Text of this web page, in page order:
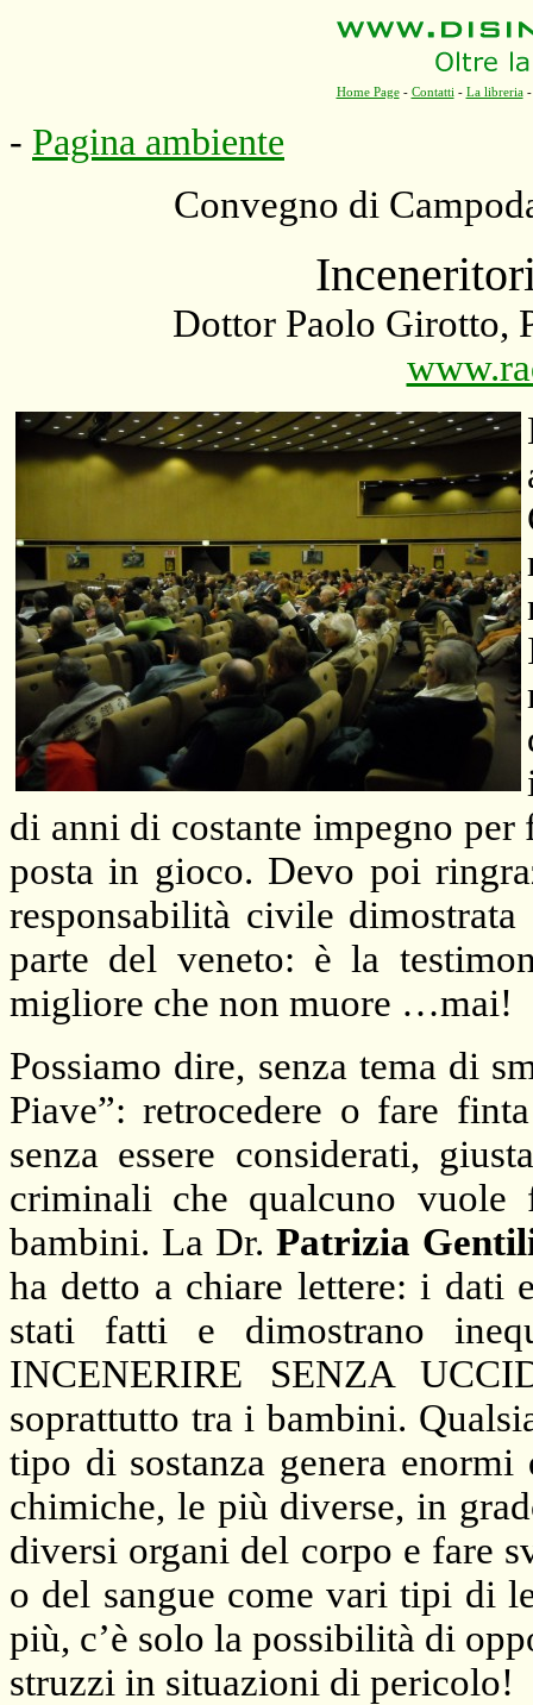
Home Page- Contatti - La libreria
- Pagina ambiente
Convegno di
Dottor Paolo Girotto,
di anni di costante impegno per
posta in gioco. Devo poi
responsabilità civile
parte del veneto: è la
migliore che non muore …mai!
Possiamo dire, senza tema di
Piave”: retrocedere o fare
senza essere considerati,
criminali che qualcuno
bambini. La Dr. Patrizia
ha detto a chiare lettere: i dati
stati fatti e dimostrano
INCENERIRE SENZA
soprattutto tra i bambini.
tipo di sostanza genera
chimiche, le più diverse, in
diversi organi del corpo e fare
o del sangue come vari tipi di
più, c’è solo la possibilità di
struzzi in situazioni di pericolo!